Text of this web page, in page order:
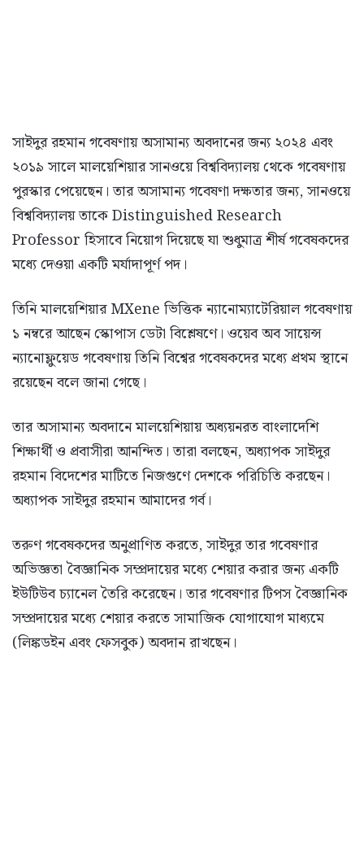
সাইদুর রহমান গবেষণায় অসামান্য অবদানের জন্য ২০২৪ এবং
২০১৯ সালে মালয়েশিয়ার সানওয়ে বিশ্ববিদ্যালয় থেকে গবেষণায়
পুরস্কার পেয়েছেন। তার অসামান্য গবেষণা দক্ষতার জন্য, সানওয়ে
বিশ্ববিদ্যালয় তাকে Distinguished Research
Professor হিসাবে নিয়োগ দিয়েছে যা শুধুমাত্র শীর্ষ গবেষকদের
মধ্যে দেওয়া একটি মর্যাদাপূর্ণ পদ।
তিনি মালয়েশিয়ার MXene ভিত্তিক ন্যানোম্যাটেরিয়াল গবেষণায়
১ নম্বরে আছেন স্কোপাস ডেটা বিশ্লেষণে। ওয়েব অব সায়েন্স
ন্যানোফ্লুয়েড গবেষণায় তিনি বিশ্বের গবেষকদের মধ্যে প্রথম স্থানে
রয়েছেন বলে জানা গেছে।
তার অসামান্য অবদানে মালয়েশিয়ায় অধ্যয়নরত বাংলাদেশি
শিক্ষার্থী ও প্রবাসীরা আনন্দিত। তারা বলছেন, অধ্যাপক সাইদুর
রহমান বিদেশের মাটিতে নিজগুণে দেশকে পরিচিতি করছেন।
অধ্যাপক সাইদুর রহমান আমাদের গর্ব।
তরুণ গবেষকদের অনুপ্রাণিত করতে, সাইদুর তার গবেষণার
অভিজ্ঞতা বৈজ্ঞানিক সম্প্রদায়ের মধ্যে শেয়ার করার জন্য একটি
ইউটিউব চ্যানেল তৈরি করেছেন। তার গবেষণার টিপস বৈজ্ঞানিক
সম্প্রদায়ের মধ্যে শেয়ার করতে সামাজিক যোগাযোগ মাধ্যমে
(লিঙ্কডইন এবং ফেসবুক) অবদান রাখছেন।